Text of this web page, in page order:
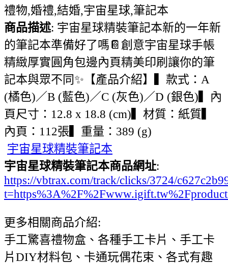
禮物,婚禮,結婚,宇宙星球,筆記本
商品描述: 宇宙星球精裝筆記本新的一年新
的筆記本準備好了嗎📔創意宇宙星球手帳
精緻厚實圓角包邊內頁精美印刷讓你的筆
記本與眾不同✨【產品介紹】▍款式：A
(橘色)／B (藍色)／C (灰色)／D (銀色)▍內
頁尺寸：12.8 x 18.8 (cm)▍材質：紙質▍
內頁：112張▍重量：389 (g)
宇宙星球精裝筆記本
宇宙星球精裝筆記本商品網址:
https://vbtrax.com/track/clicks/3724/
更多相關商品介紹:
手工驚喜禮物盒、各種手工卡片、手工卡
片DIY材料包、卡通玩偶花束、各式有趣